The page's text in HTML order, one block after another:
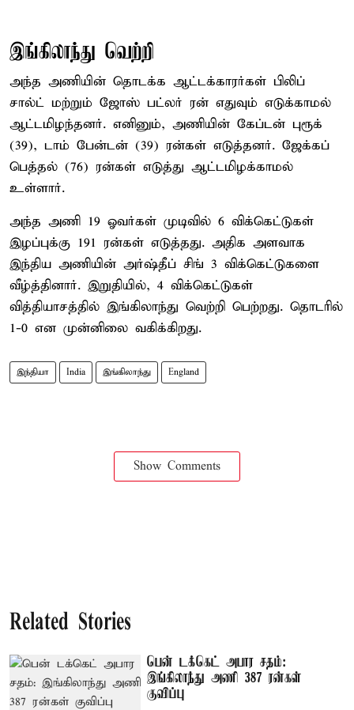
இங்கிலாந்து வெற்றி
அந்த அணியின் தொடக்க ஆட்டக்காரர்கள் பிலிப்
சால்ட் மற்றும் ஜோஸ் பட்லர் ரன் எதுவும் எடுக்காமல்
ஆட்டமிழந்தனர். எனினும், அணியின் கேப்டன் புரூக்
(39), டாம் பேன்டன் (39) ரன்கள் எடுத்தனர். ஜேக்கப்
பெத்தல் (76) ரன்கள் எடுத்து ஆட்டமிழக்காமல்
உள்ளார்.
அந்த அணி 19 ஓவர்கள் முடிவில் 6 விக்கெட்டுகள்
இழப்புக்கு 191 ரன்கள் எடுத்தது. அதிக அளவாக
இந்திய அணியின் அர்ஷ்தீப் சிங் 3 விக்கெட்டுகளை
வீழ்த்தினார். இறுதியில், 4 விக்கெட்டுகள்
வித்தியாசத்தில் இங்கிலாந்து வெற்றி பெற்றது. தொடரில்
1-0 என முன்னிலை வகிக்கிறது.
இந்தியா India இங்கிலாந்து England
Show Comments
Related Stories
பென் டக்கெட் அபார சதம்:
இங்கிலாந்து அணி 387 ரன்கள்
குவிப்பு